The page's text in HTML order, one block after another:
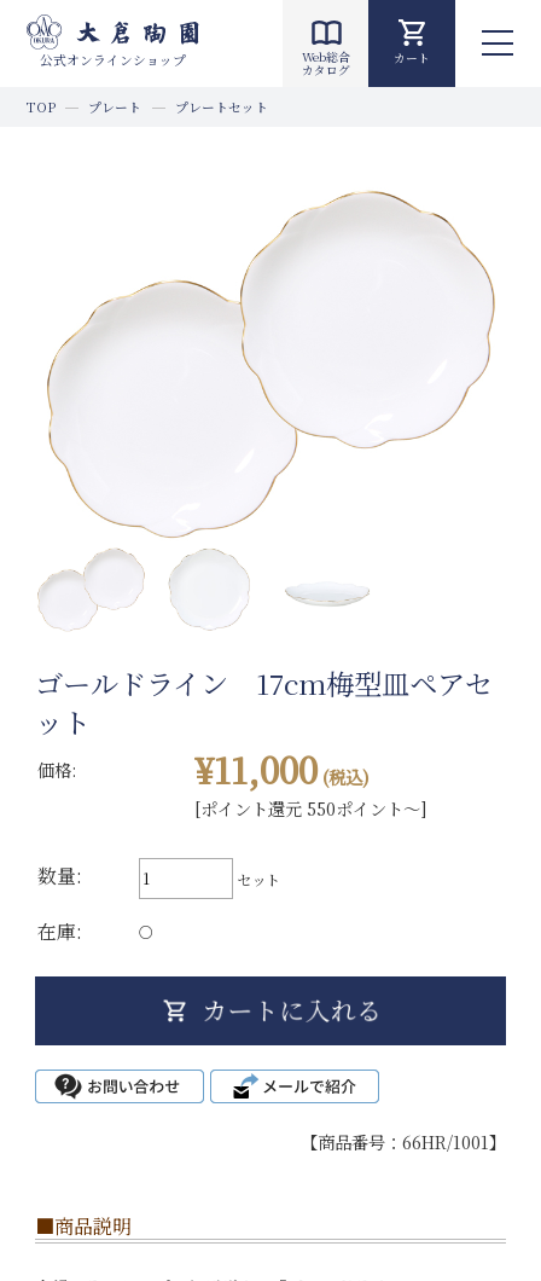
公式オンラインショップ Web総合
カタログ
カート
TOP プレート プレートセット
ゴールドライン 17cm梅型皿ペアセ
ット
価格: ¥11,000 (税込)
[ポイント還元 550ポイント～]
数量: セット
在庫: ○
【商品番号：66HR/1001】
■商品説明